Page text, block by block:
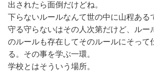
出されたら面倒だけどね。
下らないルールなんて世の中に山程ある
守る守らないはその人次第だけど、ルー
のルールも存在してそのルールにそって
る。その事を学ぶ一環。
学校とはそういう場所。